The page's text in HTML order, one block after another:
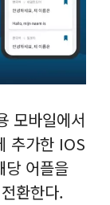
모바일에서
추가한 IOS
당 어플을
환한다.